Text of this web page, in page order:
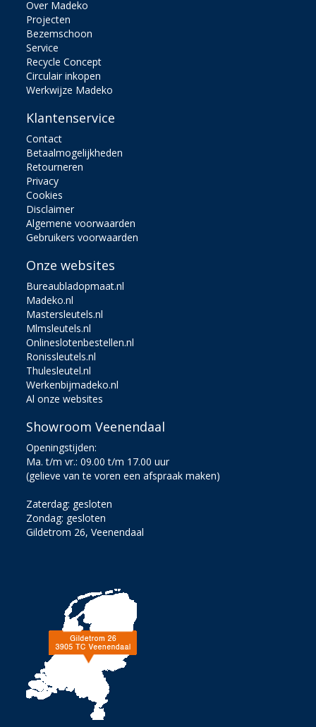
Over Madeko
Projecten
Bezemschoon
Service
Recycle Concept
Circulair inkopen
Werkwijze Madeko
Klantenservice
Contact
Betaalmogelijkheden
Retourneren
Privacy
Cookies
Disclaimer
Algemene voorwaarden
Gebruikers voorwaarden
Onze websites
Bureaubladopmaat.nl
Madeko.nl
Mastersleutels.nl
Mlmsleutels.nl
Onlineslotenbestellen.nl
Ronissleutels.nl
Thulesleutel.nl
Werkenbijmadeko.nl
Al onze websites
Showroom Veenendaal
Openingstijden:
Ma. t/m vr.: 09.00 t/m 17.00 uur
(gelieve van te voren een afspraak maken)
Zaterdag: gesloten
Zondag: gesloten
Gildetrom 26, Veenendaal